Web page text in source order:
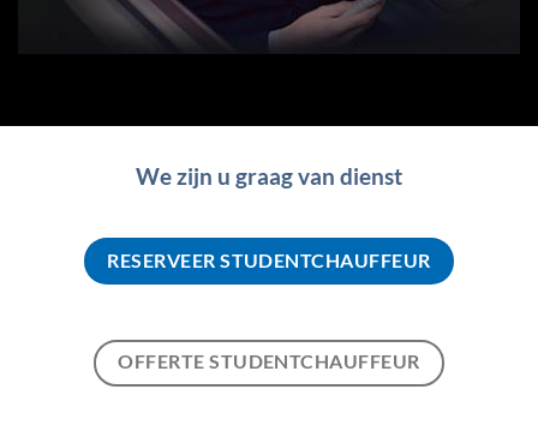
We zijn u graag van dienst
RESERVEER STUDENTCHAUFFEUR
OFFERTE STUDENTCHAUFFEUR